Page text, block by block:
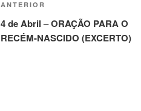
ANTERIOR
4 de Abril – ORAÇÃO PARA O
RECÉM-NASCIDO (EXCERTO)